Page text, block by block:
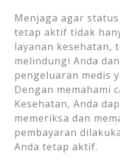
Menjaga agar status
tetap aktif tidak
layanan kesehatan,
melindungi Anda
pengeluaran medis
Dengan memahami
Kesehatan, Anda
memeriksa dan
pembayaran
Anda tetap aktif.